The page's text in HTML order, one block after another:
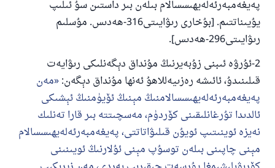
پەيغەمبەرئەلەيھىسسالام بىلەن بىر داستىن سۇ ئىلىپ
يۇيىناتتىم. [بۇخارى رىۋايىتى316-ھەدىس. مۇسلىم
رىۋايىتى296-ھەدىس].
2-ئۇرۋە ئىبنى زۇبەيرنىڭ مۇنداق دېگەنلىكى رىۋايەت
قىلىنىدۇ، ئائىشە رەزىيەللاھۇ ئەنھا مۇنداق دېگەن: مەن
پەيغەمبەرئەلەيھىسسالامنىڭ مېنىڭ ئۆيۈمنىڭ ئېشىكى
ئالدىدا تۇرغانلىقىنى كۆردۈم، مەسچىتتە بىر قارا تەنلىك
نەيزە ئوينىتىپ ئويۇن قىلىۋاتاتتى، پەيغەمبەرئەلەيھىسسالام
مېنى چاپىنى بىلەن توسۇپ مېنى ئۇلارنىڭ ئويىنىنى